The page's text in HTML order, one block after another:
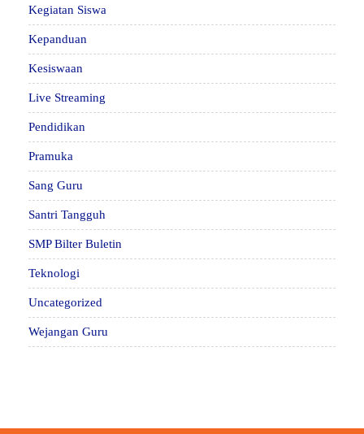
Kegiatan Siswa
Kepanduan
Kesiswaan
Live Streaming
Pendidikan
Pramuka
Sang Guru
Santri Tangguh
SMP Bilter Buletin
Teknologi
Uncategorized
Wejangan Guru